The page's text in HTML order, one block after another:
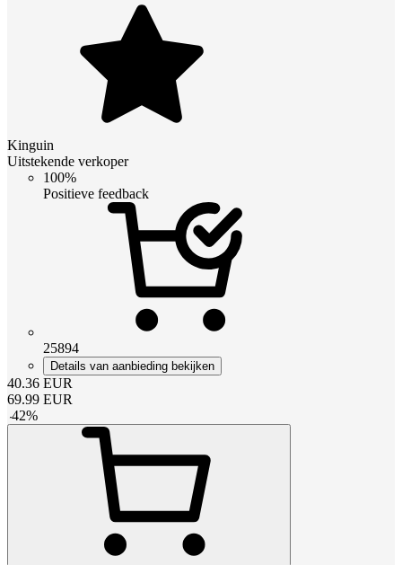
Kinguin
Uitstekende verkoper
100%
Positieve feedback
25894
Details van aanbieding bekijken
40.36 EUR
69.99 EUR
-42%